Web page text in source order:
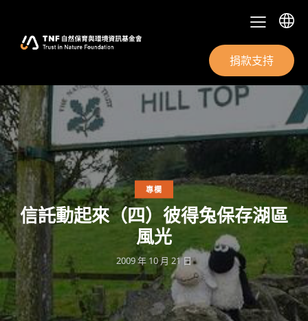
捐款支持
專欄
信託動起來（四）彼得兔保存湖區
風光
2009 年 10 月 21 日